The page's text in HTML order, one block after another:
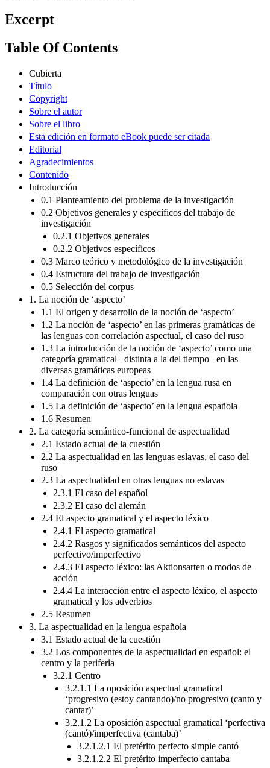
Excerpt
Table Of Contents
Cubierta
Título
Copyright
Sobre el autor
Sobre el libro
Esta edición en formato eBook puede ser citada
Editorial
Agradecimientos
Contenido
Introducción
0.1 Planteamiento del problema de la investigación
0.2 Objetivos generales y específicos del trabajo de
investigación
0.2.1 Objetivos generales
0.2.2 Objetivos específicos
0.3 Marco teórico y metodológico de la investigación
0.4 Estructura del trabajo de investigación
0.5 Selección del corpus
1. La noción de ‘aspecto’
1.1 El origen y desarrollo de la noción de ‘aspecto’
1.2 La noción de ‘aspecto’ en las primeras gramáticas de
las lenguas con correlación aspectual, el caso del ruso
1.3 La introducción de la noción de ‘aspecto’ como una
categoría gramatical –distinta a la del tiempo– en las
diversas gramáticas europeas
1.4 La definición de ‘aspecto’ en la lengua rusa en
comparación con otras lenguas
1.5 La definición de ‘aspecto’ en la lengua española
1.6 Resumen
2. La categoría semántico-funcional de aspectualidad
2.1 Estado actual de la cuestión
2.2 La aspectualidad en las lenguas eslavas, el caso del
ruso
2.3 La aspectualidad en otras lenguas no eslavas
2.3.1 El caso del español
2.3.2 El caso del alemán
2.4 El aspecto gramatical y el aspecto léxico
2.4.1 El aspecto gramatical
2.4.2 Rasgos y significados semánticos del aspecto
perfectivo/imperfectivo
2.4.3 El aspecto léxico: las Aktionsarten o modos de
acción
2.4.4 La interacción entre el aspecto léxico, el aspecto
gramatical y los adverbios
2.5 Resumen
3. La aspectualidad en la lengua española
3.1 Estado actual de la cuestión
3.2 Los componentes de la aspectualidad en español: el
centro y la periferia
3.2.1 Centro
3.2.1.1 La oposición aspectual gramatical
‘progresivo (estoy cantando)/no progresivo (canto y
cantar)’
3.2.1.2 La oposición aspectual gramatical ‘perfectiva
(cantó)/imperfectiva (cantaba)’
3.2.1.2.1 El pretérito perfecto simple cantó
3.2.1.2.2 El pretérito imperfecto cantaba